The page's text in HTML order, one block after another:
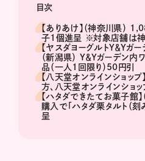
目次
【ありあけ】（神奈川県）
子1個進呈 ※対象店舗は
【ヤスダヨーグルトY＆Yガ
（新潟県） Y＆Yガーデン内
品（一人1回限り）50円引
【八天堂オンラインショッ
方、八天堂オンラインショ
【ハタダできたてお菓子館
購入で「ハタダ栗タルト（
呈